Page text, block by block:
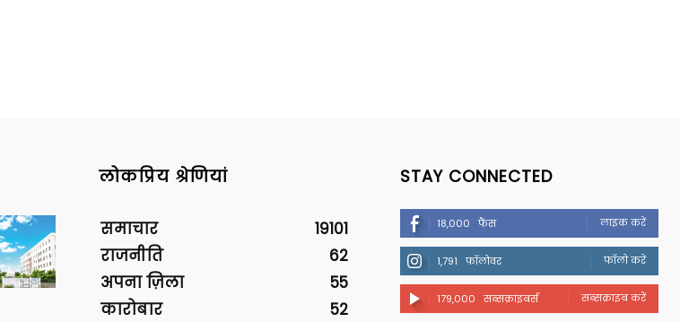
लोकप्रिय श्रेणियां
समाचार
19101
राजनीति
62
अपना ज़िला
55
कारोबार
52
STAY CONNECTED
18,000 फैंस लाइक करें
1,791 फॉलोवर फॉलो करें
179,000 सब्सक्राइबर्स सब्सक्राइब करें